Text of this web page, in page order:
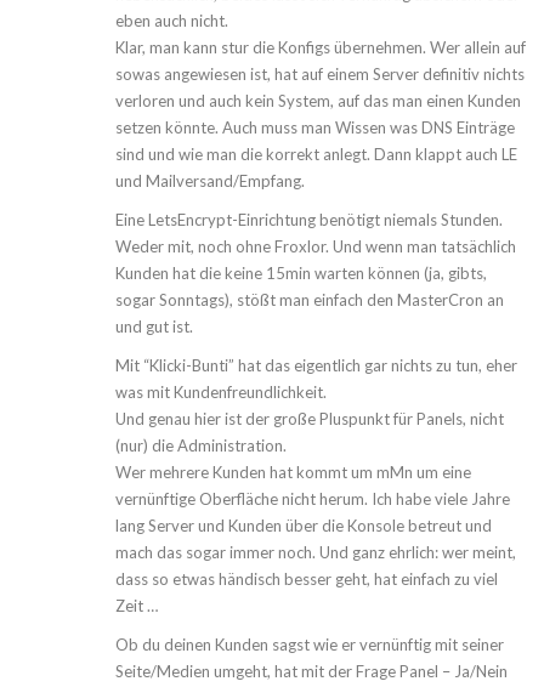
eben auch nicht.
Klar, man kann stur die Konfigs übernehmen. Wer allein auf
sowas angewiesen ist, hat auf einem Server definitiv nichts
verloren und auch kein System, auf das man einen Kunden
setzen könnte. Auch muss man Wissen was DNS Einträge
sind und wie man die korrekt anlegt. Dann klappt auch LE
und Mailversand/Empfang.
Eine LetsEncrypt-Einrichtung benötigt niemals Stunden.
Weder mit, noch ohne Froxlor. Und wenn man tatsächlich
Kunden hat die keine 15min warten können (ja, gibts,
sogar Sonntags), stößt man einfach den MasterCron an
und gut ist.
Mit “Klicki-Bunti” hat das eigentlich gar nichts zu tun, eher
was mit Kundenfreundlichkeit.
Und genau hier ist der große Pluspunkt für Panels, nicht
(nur) die Administration.
Wer mehrere Kunden hat kommt um mMn um eine
vernünftige Oberfläche nicht herum. Ich habe viele Jahre
lang Server und Kunden über die Konsole betreut und
mach das sogar immer noch. Und ganz ehrlich: wer meint,
dass so etwas händisch besser geht, hat einfach zu viel
Zeit …
Ob du deinen Kunden sagst wie er vernünftig mit seiner
Seite/Medien umgeht, hat mit der Frage Panel – Ja/Nein